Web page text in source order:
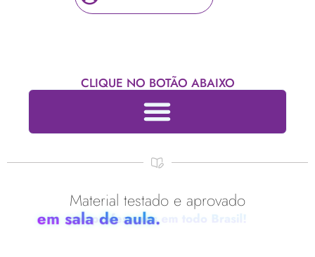
CLIQUE NO BOTÃO ABAIXO
Material testado e aprovado
em sala de aula.